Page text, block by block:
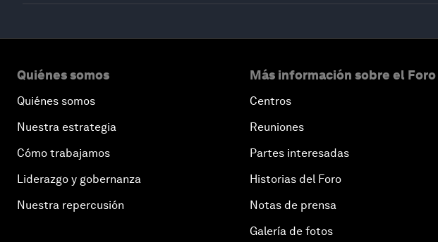
Quiénes somos
Quiénes somos
Nuestra estrategia
Cómo trabajamos
Liderazgo y gobernanza
Nuestra repercusión
Más información sobre el Foro
Centros
Reuniones
Partes interesadas
Historias del Foro
Notas de prensa
Galería de fotos